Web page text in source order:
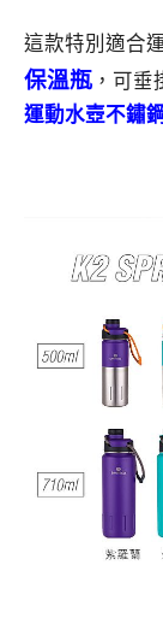
這款特別適合
保溫瓶 ，可
運動水壺不鏽